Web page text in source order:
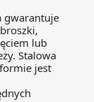
gwarantuje
lub
Stalowa
jest